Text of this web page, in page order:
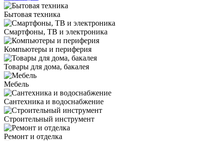
Бытовая техника
Смартфоны, ТВ и электроника
Компьютеры и периферия
Товары для дома, бакалея
Мебель
Сантехника и водоснабжение
Строительный инструмент
Ремонт и отделка